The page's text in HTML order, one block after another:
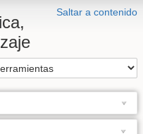
Saltar a contenido